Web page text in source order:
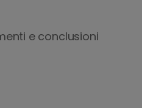
e conclusioni